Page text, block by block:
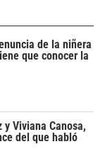
de la niñera
que conocer la
Viviana Canosa,
del que habló